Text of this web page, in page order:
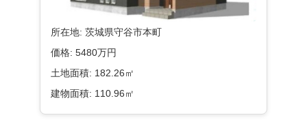
所在地: 茨城県守谷市本町
価格: 5480万円
土地面積: 182.26㎡
建物面積: 110.96㎡